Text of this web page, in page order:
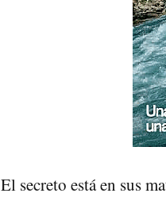
El secreto está en sus